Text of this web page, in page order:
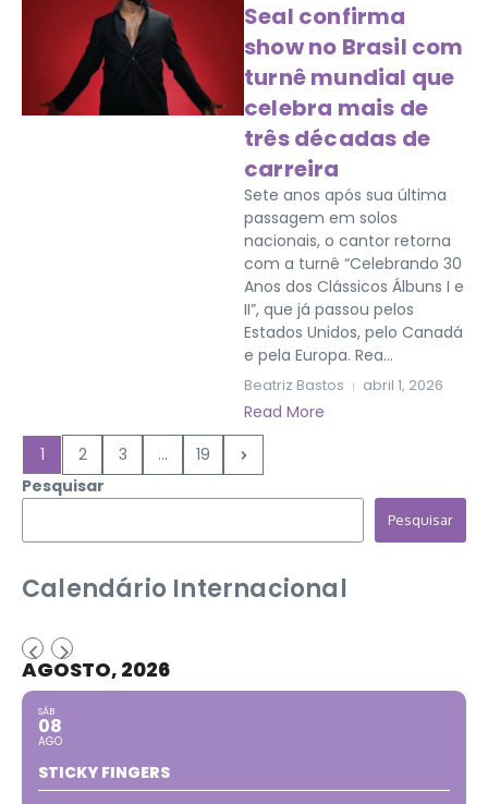
Seal confirma
show no Brasil com
turnê mundial que
celebra mais de
três décadas de
carreira
Sete anos após sua última
passagem em solos
nacionais, o cantor retorna
com a turnê “Celebrando 30
Anos dos Clássicos Álbuns I e
II”, que já passou pelos
Estados Unidos, pelo Canadá
e pela Europa. Rea...
Beatriz Bastos abril 1, 2026
Read More
1
2 3 ...
19
Pesquisar
Pesquisar
Calendário Internacional
AGOSTO, 2026
SÁB
08
AGO
STICKY FINGERS